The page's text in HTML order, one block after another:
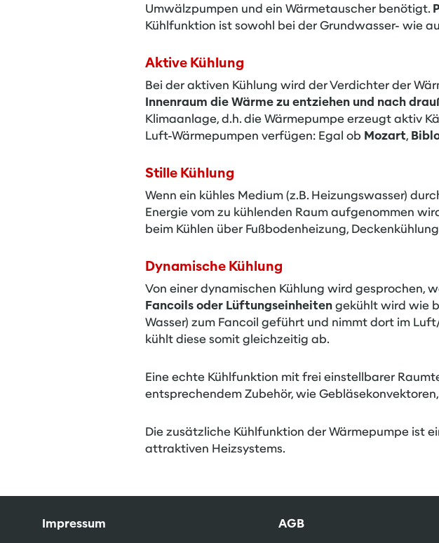
Umwälzpumpen und ein Wärmetauscher benötigt.
Kühlfunktion ist sowohl bei der Grundwasser- wie
Aktive Kühlung
Bei der aktiven Kühlung wird der Verdichter der
Innenraum die Wärme zu entziehen und nach
Klimaanlage, d.h. die Wärmepumpe erzeugt aktiv
Luft-Wärmepumpen verfügen: Egal ob Mozart,
Stille Kühlung
Wenn ein kühles Medium (z.B. Heizungswasser)
Energie vom zu kühlenden Raum aufgenommen
beim Kühlen über Fußbodenheizung,
Dynamische Kühlung
Von einer dynamischen Kühlung wird gesprochen,
Fancoilsoder Lüftungseinheitengekühlt wird wie
Wasser) zum Fancoil geführt und nimmt dort im
kühlt diese somit gleichzeitig ab.
Eine echte Kühlfunktion mit frei einstellbarer
entsprechendem Zubehör, wie
Die zusätzliche Kühlfunktion der Wärmepumpe ist
attraktiven Heizsystems.
Impressum AGB